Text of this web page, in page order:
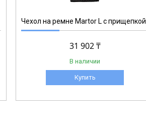
Чехол на ремне Martor L с прищепкой
31 902 ₸
В наличии
Купить